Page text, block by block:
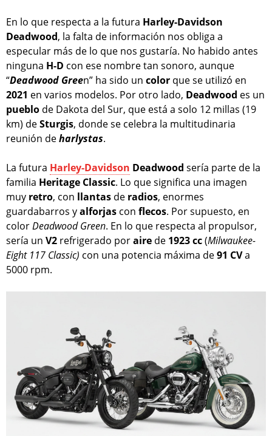
En lo que respecta a la futura Harley-Davidson
Deadwood, la falta de información nos obliga a
especular más de lo que nos gustaría. No habido antes
ninguna H-D con ese nombre tan sonoro, aunque
“Deadwood Green” ha sido un color que se utilizó en
2021 en varios modelos. Por otro lado, Deadwood es un
pueblo de Dakota del Sur, que está a solo 12 millas (19
km) deSturgis, donde se celebra la multitudinaria
reunión deharlystas.
La futura Harley-Davidson Deadwood sería parte de la
familia Heritage Classic. Lo que significa una imagen
muy retro, con llantas de radios, enormes
guardabarros yalforjas con flecos. Por supuesto, en
colorDeadwood Green. En lo que respecta al propulsor,
sería un V2 refrigerado poraire de 1923 cc(Milwaukee-
Eight 117 Classic) con una potencia máxima de91 CVa
5000 rpm.